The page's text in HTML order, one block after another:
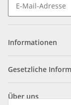
Informationen
Gesetzliche
Über uns